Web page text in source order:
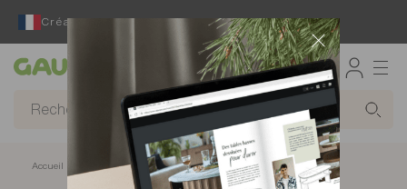
Créateur et fabricant français depuis 65 ans
Gautier
Accueil Magasins de meubles à Thionville